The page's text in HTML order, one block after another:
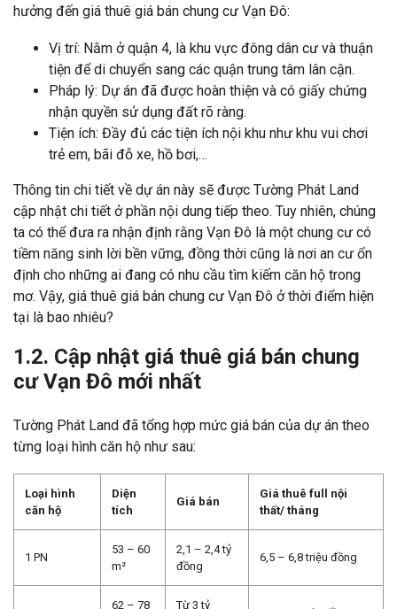
hưởng đến giá thuê giá bán chung cư Vạn Đô:
Vị trí: Nằm ở quận 4, là khu vực đông dân cư và thuận
tiện để di chuyển sang các quận trung tâm lân cận.
Pháp lý: Dự án đã được hoàn thiện và có giấy chứng
nhận quyền sử dụng đất rõ ràng.
Tiện ích: Đầy đủ các tiện ích nội khu như khu vui chơi
trẻ em, bãi đỗ xe, hồ bơi,…
Thông tin chi tiết về dự án này sẽ được Tường Phát Land
cập nhật chi tiết ở phần nội dung tiếp theo. Tuy nhiên, chúng
ta có thể đưa ra nhận định rằng Vạn Đô là một chung cư có
tiềm năng sinh lời bền vững, đồng thời cũng là nơi an cư ổn
định cho những ai đang có nhu cầu tìm kiếm căn hộ trong
mơ. Vậy, giá thuê giá bán chung cư Vạn Đô ở thời điểm hiện
tại là bao nhiêu?
1.2. Cập nhật giá thuê giá bán chung
cư Vạn Đô mới nhất
Tường Phát Land đã tổng hợp mức giá bán của dự án theo
từng loại hình căn hộ như sau:
Loại hình
căn hộ
Diện
tích
Giá bán
Giá thuê full nội
thất/ tháng
1 PN
53 – 60
m²
2,1 – 2,4 tỷ
đồng
6,5 – 6,8 triệu đồng
62 – 78
Từ 3 tỷ